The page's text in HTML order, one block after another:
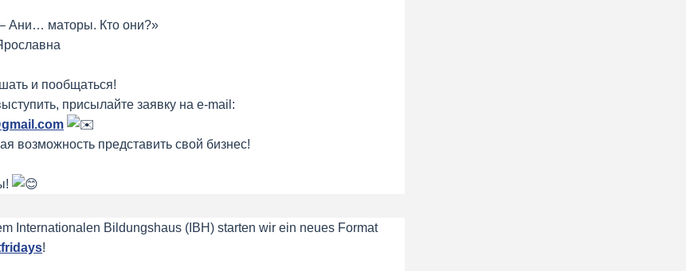
Ани… маторы. Кто они?»
и пообщаться!
присылайте заявку на e-mail:
возможность представить свой бизнес!
Internationalen Bildungshaus (IBH) starten wir ein neues Format
!